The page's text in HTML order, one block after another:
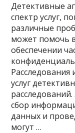
Детективные
спектр услуг,
различные
может помочь
обеспечении
услуг
сбор
данных и
могут …